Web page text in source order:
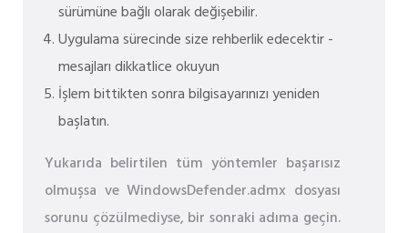
sürümüne bağlı olarak değişebilir.
Uygulama sürecinde size rehberlik edecektir -
mesajları dikkatlice okuyun
İşlem bittikten sonra bilgisayarınızı yeniden
başlatın.
Yukarıda belirtilen tüm yöntemler başarısız
olmuşsa ve WindowsDefender.admx dosyası
sorunu çözülmediyse, bir sonraki adıma geçin.